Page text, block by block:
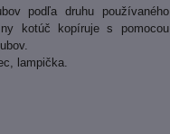
podľa druhu
používaného
kotúč kopíruje s pomocou
.
, lampička.